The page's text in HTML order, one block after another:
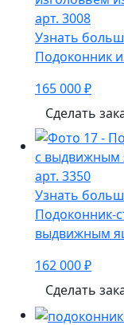
арт. 3008
Узнать
Подоконник
165 000 ₽
Сделать
арт. 3350
Узнать
Подоконник-
выдвижным
162 000 ₽
Сделать